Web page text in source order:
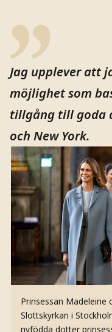
Jag upplever att
möjlighet som
tillgång till goda
och New York.
Prinsessan Madeleine
Slottskyrkan i
nyfödda dotter